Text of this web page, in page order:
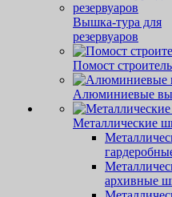
Вышка-тура для
резервуаров
Помост
Алюминиевые
Металлические
архивные